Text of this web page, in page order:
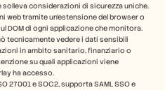
considerazioni di sicurezza uniche.
web tramite un'estensione del browser o
DOM di ogni applicazione che monitora.
tecnicamente vedere i dati sensibili
in ambito sanitario, finanziario o
su quali applicazioni viene
ha accesso.
27001 e SOC2, supporta SAML SSO e